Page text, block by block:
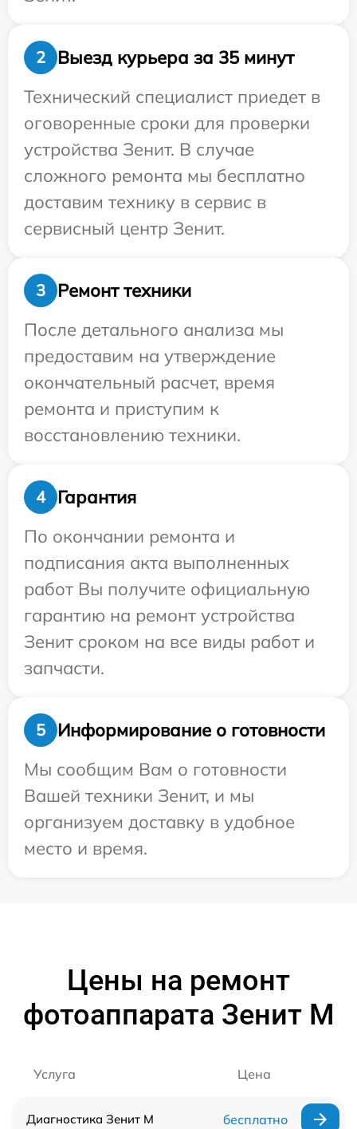
2
Выезд курьера за 35 минут
Технический специалист приедет в
оговоренные сроки для проверки
устройства Зенит. В случае
сложного ремонта мы бесплатно
доставим технику в сервис в
сервисный центр Зенит.
3
Ремонт техники
После детального анализа мы
предоставим на утверждение
окончательный расчет, время
ремонта и приступим к
восстановлению техники.
4
Гарантия
По окончании ремонта и
подписания акта выполненных
работ Вы получите официальную
гарантию на ремонт устройства
Зенит сроком на все виды работ и
запчасти.
5
Информирование о готовности
Мы сообщим Вам о готовности
Вашей техники Зенит, и мы
организуем доставку в удобное
место и время.
Цены на ремонт
фотоаппарата Зенит M
Услуга Цена
Диагностика Зенит M бесплатно